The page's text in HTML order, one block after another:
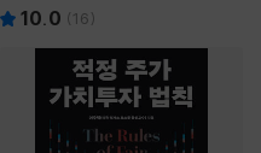
10.0 (16)